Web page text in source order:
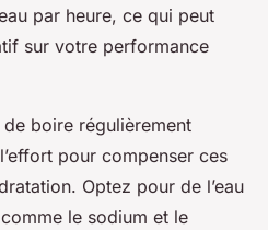
par heure, ce qui peut
sur votre performance
boire régulièrement
pour compenser ces
Optez pour de l’eau
le sodium et le